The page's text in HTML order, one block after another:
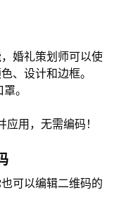
婚礼策划师可以使
、设计和边框。
。
用，无需编码！
可以编辑二维码的